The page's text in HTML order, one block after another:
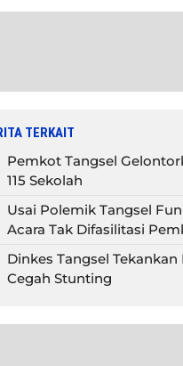
TERKAIT
Pemkot Tangsel
115 Sekolah
Usai Polemik Tangsel
Acara Tak Difasilitasi
Dinkes Tangsel
Cegah Stunting